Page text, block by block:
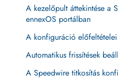
A kezelőpult áttekintése a
ennexOS portálban
A konfiguráció előfeltételei
Automatikus frissítések
A Speedwire titkosítás